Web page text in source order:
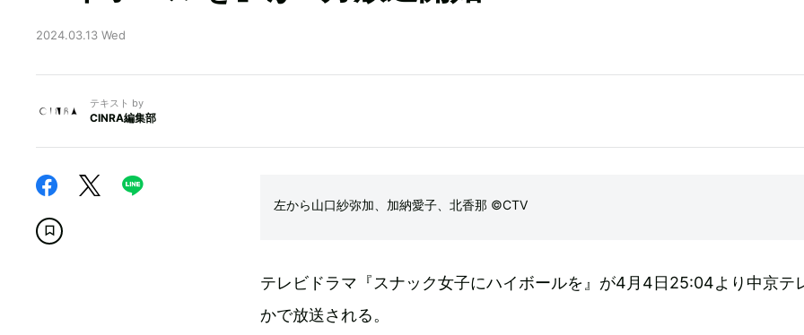
2024.03.13 Wed
テキスト by
CINRA編集部
左から山口紗弥加、加納愛子、北香那 ©CTV
テレビドラマ『スナック女子にハイボールを』が4月4日25:04より中京テ
かで放送される。